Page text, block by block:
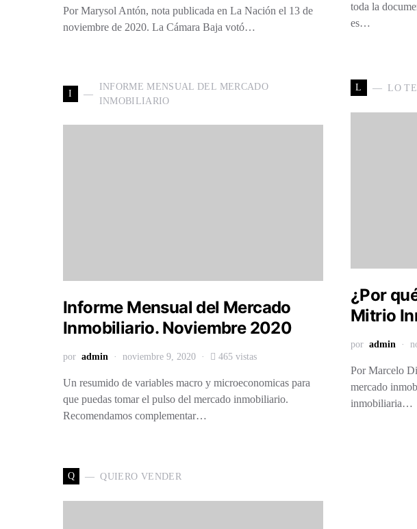
Por Marysol Antón, nota publicada en La Nación el 13 de
noviembre de 2020. La Cámara Baja votó…
toda la
es…
I
INFORME MENSUAL DEL MERCADO
INMOBILIARIO
Informe Mensual del Mercado
Inmobiliario. Noviembre 2020
por admin noviembre 9, 2020 465 vistas
Un resumido de variables macro y microeconomicas para
que puedas tomar el pulso del mercado inmobiliario.
Recomendamos complementar…
L LO
¿Por
Mitrio
por admin
Por Marcelo
mercado
inmobiliaria…
Q QUIERO VENDER